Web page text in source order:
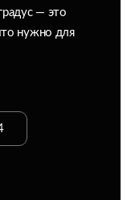
— это
нужно для